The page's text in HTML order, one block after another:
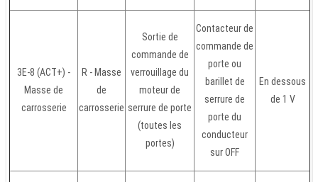
3E-8 (ACT+) -
Masse de
carrosserie
R - Masse
de
carrosserie
Sortie de
commande de
verrouillage du
moteur de
serrure de porte
(toutes les
portes)
Contacteur de
commande de
porte ou
barillet de
serrure de
porte du
conducteur
sur OFF
En dessous
de 1 V